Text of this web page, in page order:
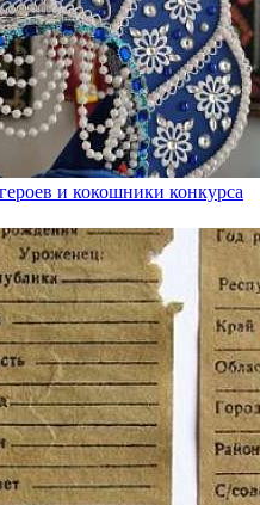
и кокошники конкурса